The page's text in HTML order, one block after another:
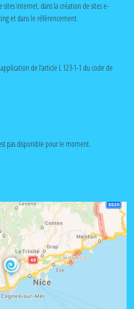
sites internet, dans la création de sites e-
et dans le référencement.
de l’article L 123-1-1 du code de
pas disponible pour le moment.